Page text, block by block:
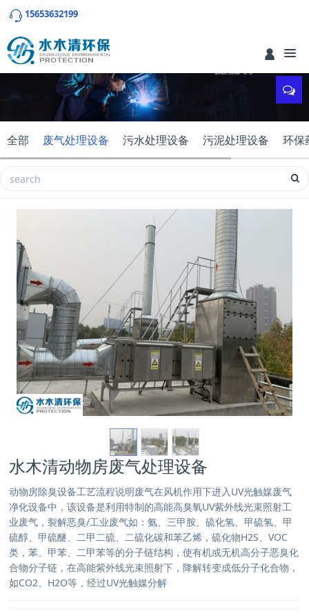
15653632199
全部 废气处理设备 污水处理设备 污泥处理设备 环保
水木清动物房废气处理设备
动物房除臭设备工艺流程说明废气在风机作用下进入UV光触媒废气
净化设备中，该设备是利用特制的高能高臭氧UV紫外线光束照射工
业废气，裂解恶臭/工业废气如：氨、三甲胺、硫化氢、甲硫氢、甲
硫醇、甲硫醚、二甲二硫、二硫化碳和苯乙烯，硫化物H2S、VOC
类，苯、甲苯、二甲苯等的分子链结构，使有机或无机高分子恶臭化
合物分子链，在高能紫外线光束照射下，降解转变成低分子化合物，
如CO2、H2O等，经过UV光触媒分解